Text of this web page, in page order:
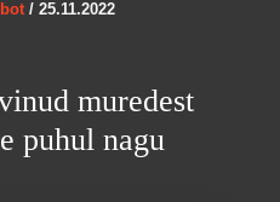
/ 25.11.2022
muredest
puhul nagu